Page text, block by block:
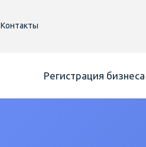
Контакты
Регистрация бизнеса